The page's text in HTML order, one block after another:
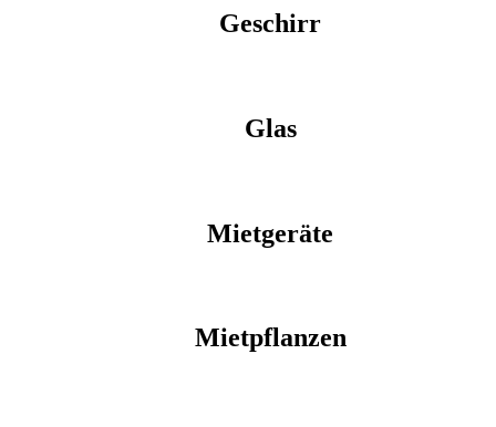
Geschirr
Glas
Mietgeräte
Mietpflanzen